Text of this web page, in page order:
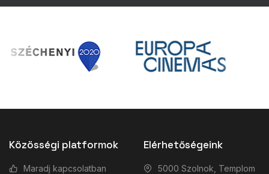
Közösségi platformok
Maradj kapcsolatban
Elérhetőségeink
5000 Szolnok, Templom